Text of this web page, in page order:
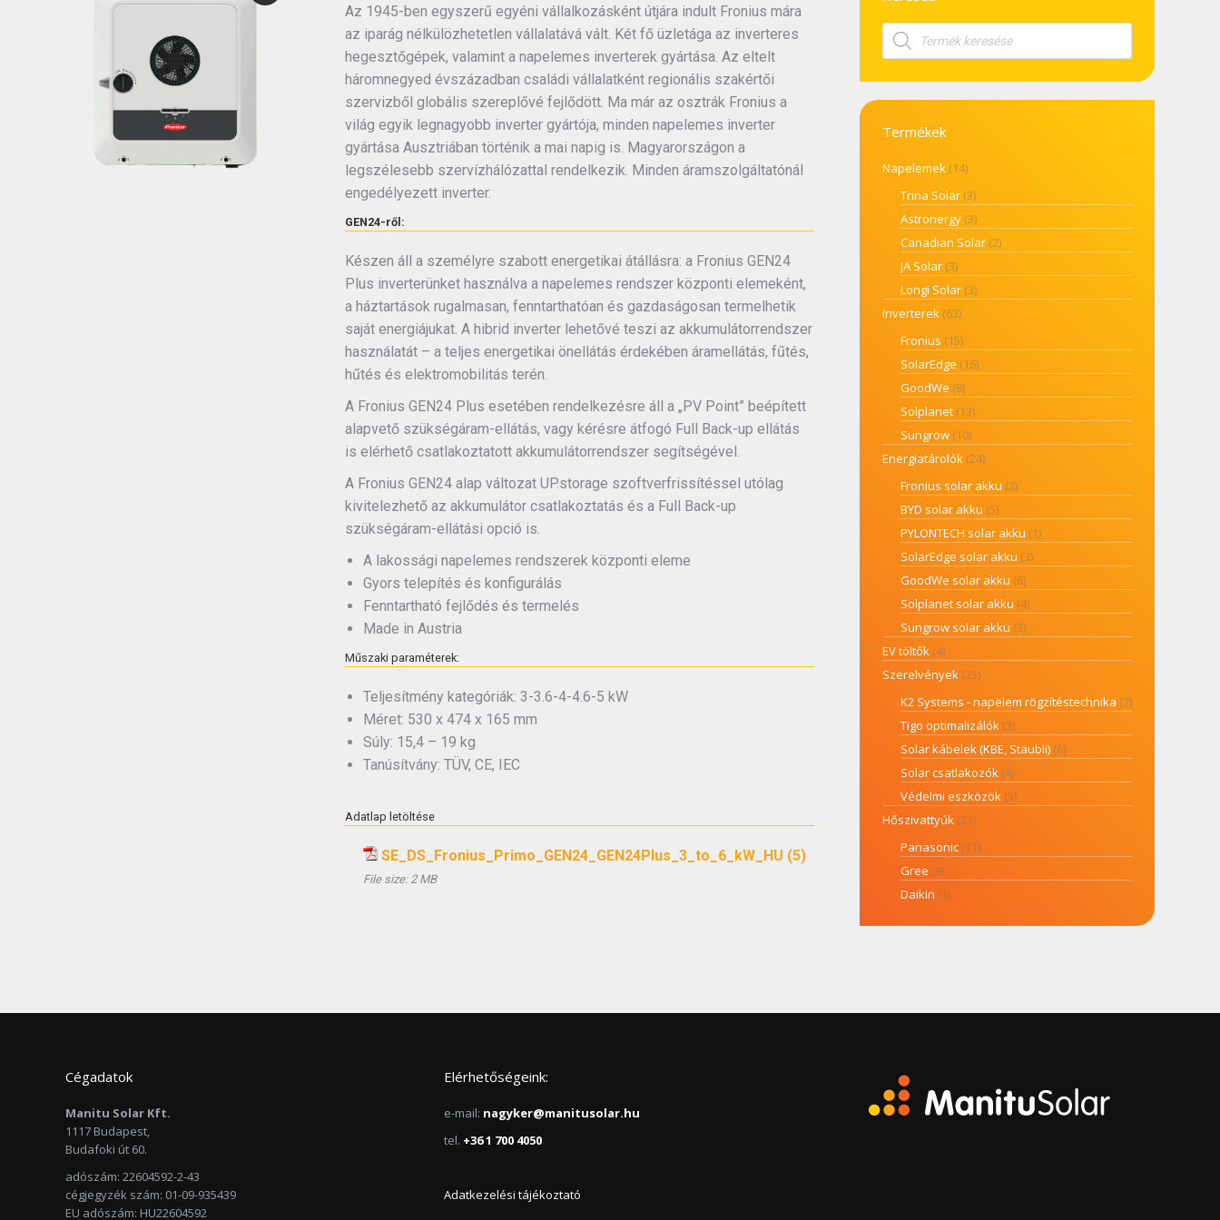
Az 1945-ben egyszerű egyéni vállalkozásként útjára indult Fronius mára
az iparág nélkülözhetetlen vállalatává vált. Két fő üzletága az inverteres
hegesztőgépek, valamint a napelemes inverterek gyártása. Az eltelt
háromnegyed évszázadban családi vállalatként regionális szakértői
szervizből globális szereplővé fejlődött. Ma már az osztrák Fronius a
világ egyik legnagyobb inverter gyártója, minden napelemes inverter
gyártása Ausztriában történik a mai napig is. Magyarországon a
legszélesebb szervízhálózattal rendelkezik. Minden áramszolgáltatónál
engedélyezett inverter.
GEN24-ről:
Készen áll a személyre szabott energetikai átállásra: a Fronius GEN24
Plus inverterünket használva a napelemes rendszer központi elemeként,
a háztartások rugalmasan, fenntarthatóan és gazdaságosan termelhetik
saját energiájukat. A hibrid inverter lehetővé teszi az akkumulátorrendszer
használatát – a teljes energetikai önellátás érdekében áramellátás, fűtés,
hűtés és elektromobilitás terén.
A Fronius GEN24 Plus esetében rendelkezésre áll a „PV Point” beépített
alapvető szükségáram-ellátás, vagy kérésre átfogó Full Back-up ellátás
is elérhető csatlakoztatott akkumulátorrendszer segítségével.
A Fronius GEN24 alap változat UP.storage szoftverfrissítéssel utólag
kivitelezhető az akkumulátor csatlakoztatás és a Full Back-up
szükségáram-ellátási opció is.
A lakossági napelemes rendszerek központi eleme
Gyors telepítés és konfigurálás
Fenntartható fejlődés és termelés
Made in Austria
Műszaki paraméterek:
Teljesítmény kategóriák: 3-3.6-4-4.6-5 kW
Méret: 530 x 474 x 165 mm
Súly: 15,4 – 19 kg
Tanúsítvány: TÜV, CE, IEC
Adatlap letöltése
SE_DS_Fronius_Primo_GEN24_GEN24Plus_3_to_6_kW_HU (5)
File size:2 MB
Products
search
Termékek
Napelemek (14)
Trina Solar (3)
Astronergy (3)
Canadian Solar (2)
JA Solar (3)
Longi Solar (3)
Inverterek (63)
Fronius (15)
SolarEdge (16)
GoodWe (8)
Solplanet (13)
Sungrow (10)
Energiatárolók (24)
Fronius solar akku (2)
BYD solar akku (5)
PYLONTECH solar akku (1)
SolarEdge solar akku (3)
GoodWe solar akku (6)
Solplanet solar akku (4)
Sungrow solar akku (3)
EV töltők (4)
Szerelvények (25)
K2 Systems - napelem rögzítéstechnika (7)
Tigo optimalizálók (3)
Solar kábelek (KBE, Stäubli) (6)
Solar csatlakozók (4)
Védelmi eszközök (5)
Hőszivattyúk (21)
Panasonic (11)
Gree (9)
Daikin (1)
Cégadatok
Manitu Solar Kft.
1117 Budapest,
Budafoki út 60.
adószám: 22604592-2-43
cégjegyzék szám: 01-09-935439
EU adószám: HU22604592
Elérhetőségeink:
e-mail: nagyker@manitusolar.hu
tel. +36 1 700 4050
Adatkezelési tájékoztató